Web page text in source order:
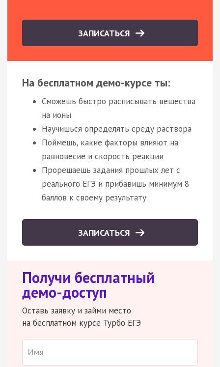
ЗАПИСАТЬСЯ
На бесплатном демо-курсе ты:
Сможешь быстро расписывать вещества
на ионы
Научишься определять среду раствора
Поймешь, какие факторы влияют на
равновесие и скорость реакции
Прорешаешь задания прошлых лет с
реального ЕГЭ и прибавишь минимум 8
баллов к своему результату
ЗАПИСАТЬСЯ
Получи бесплатный
демо-доступ
Оставь заявку и займи место
на бесплатном курсе Турбо ЕГЭ